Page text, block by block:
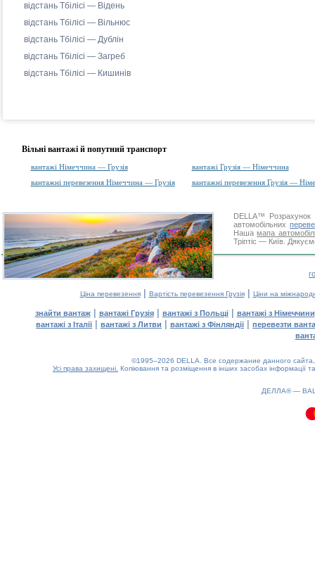
відстань Тбілісі — Відень
відстань Тбілісі — Вільнюс
відстань Тбілісі — Дублін
відстань Тбілісі — Загреб
відстань Тбілісі — Кишинів
Вільні вантажі й попутний транспорт
вантажі Німеччина — Грузія
вантажі Грузія — Німеччина
вантажні перевезення Німеччина — Грузія
вантажні перевезення Грузія —
DELLA™ Розрахунок
автомобільних
Нашамапа
Тріптіс — Київ.
Ціна перевезення| Вартість перевезення Грузія| Ціни на
знайти вантаж| вантажі Грузія| вантажі з Польщі| вантажі з Німеччини
вантажі з Італії| вантажі з Литви | вантажі з Фінляндії| перевезти
©1995–2026 DELLA. Все содержание данного
Усі права захищені. Копіювання та розміщення в інших засобах інформації
ДЕЛЛА® —